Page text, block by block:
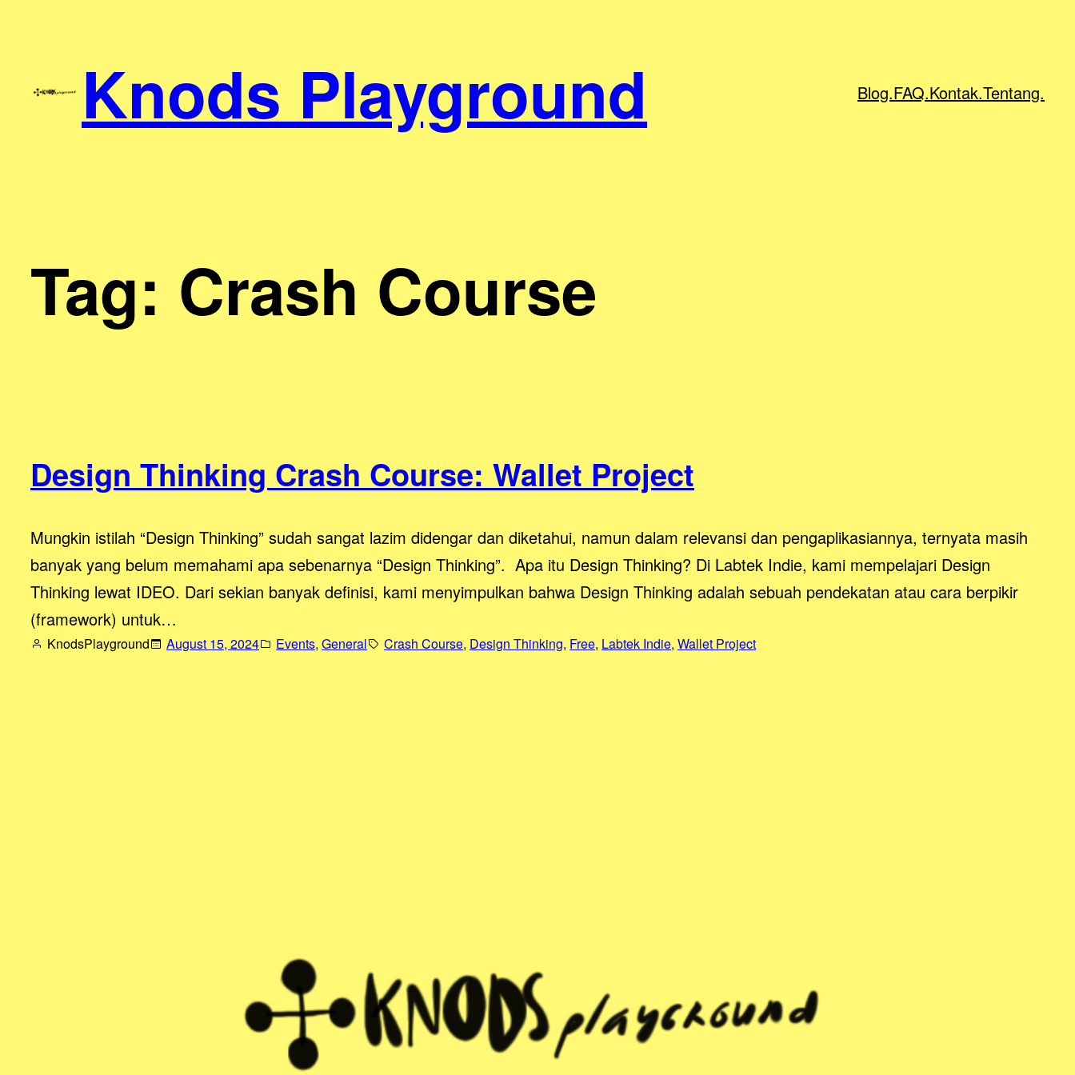
Knods Playground Blog.FAQ.Kontak.Tentang.
Tag: Crash Course
Design Thinking Crash Course: Wallet Project
Mungkin istilah “Design Thinking” sudah sangat lazim didengar dan diketahui, namun dalam relevansi dan pengaplikasiannya, ternyata masih
banyak yang belum memahami apa sebenarnya “Design Thinking”. Apa itu Design Thinking? Di Labtek Indie, kami mempelajari Design
Thinking lewat IDEO. Dari sekian banyak definisi, kami menyimpulkan bahwa Design Thinking adalah sebuah pendekatan atau cara berpikir
(framework) untuk…
KnodsPlayground August 15, 2024 Events, General Crash Course, Design Thinking, Free, Labtek Indie, Wallet Project